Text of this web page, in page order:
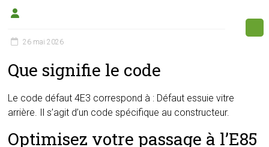
éthanol
26 mai 2026
Que signifie le code
Le code défaut 4E3 correspond à : Défaut essuie vitre
arrière. Il s’agit d’un code spécifique au constructeur.
Optimisez votre passage à l’E85